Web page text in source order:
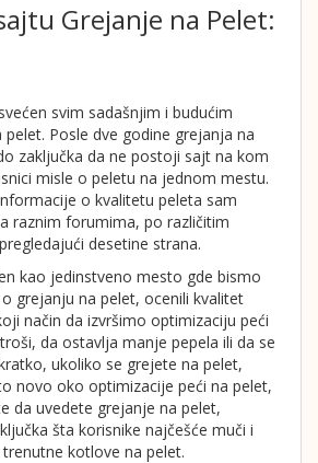
Grejanje na Pelet:
svim sadašnjim i budućim
pelet. Posle dve godine grejanja na
zaključka da ne postoji sajt na kom
misle o peletu na jednom mestu.
o kvalitetu peleta sam
raznim forumima, po različitim
desetine strana.
kao jedinstveno mesto gde bismo
grejanju na pelet, ocenili kvalitet
način da izvršimo optimizaciju peći
da ostavlja manje pepela ili da se
ukoliko se grejete na pelet,
novo oko optimizacije peći na pelet,
da uvedete grejanje na pelet,
šta korisnike najčešće muči i
kotlove na pelet.